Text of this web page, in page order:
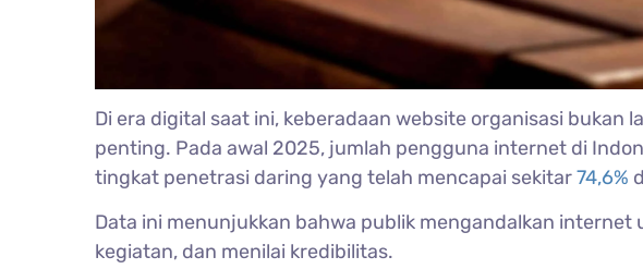
Di era digital saat ini, keberadaan website organisasi bukan
penting. Pada awal 2025, jumlah pengguna internet di
tingkat penetrasi daring yang telah mencapai sekitar74,6%
Data ini menunjukkan bahwa publik mengandalkan
kegiatan, dan menilai kredibilitas.